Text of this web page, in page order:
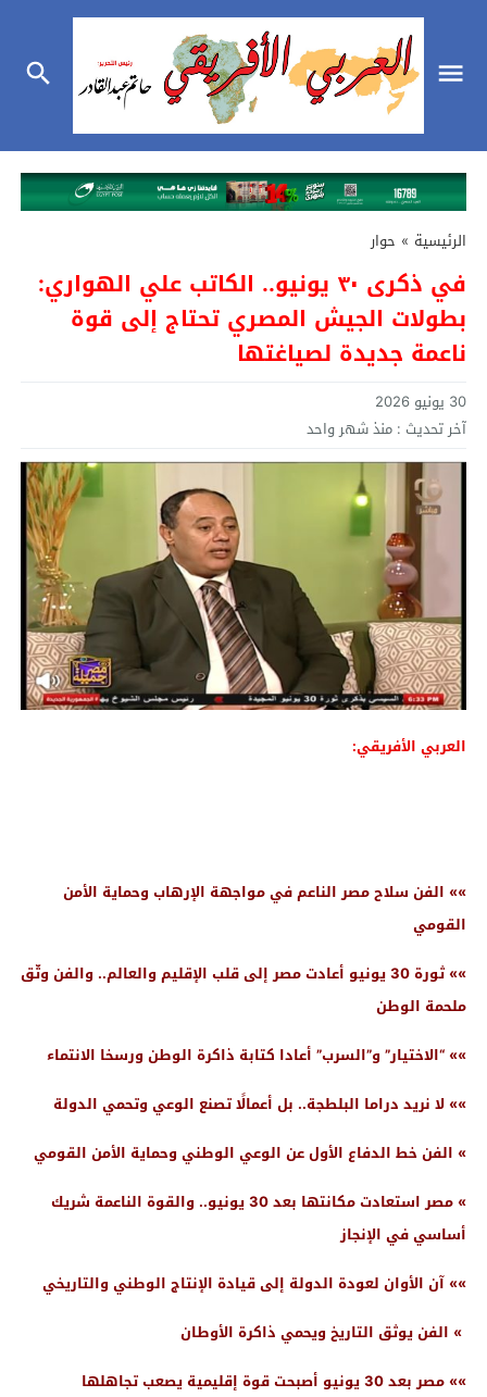
الرئيسية » حوار
في ذكرى ٣٠ يونيو.. الكاتب علي الهواري:
بطولات الجيش المصري تحتاج إلى قوة
ناعمة جديدة لصياغتها
30 يونيو 2026
آخر تحديث : منذ شهر واحد
العربي الأفريقي:
»» الفن سلاح مصر الناعم في مواجهة الإرهاب وحماية الأمن
القومي
»» ثورة 30 يونيو أعادت مصر إلى قلب الإقليم والعالم.. والفن وثّق
ملحمة الوطن
»» “الاختيار” و”السرب” أعادا كتابة ذاكرة الوطن ورسخا الانتماء
»» لا نريد دراما البلطجة.. بل أعمالًا تصنع الوعي وتحمي الدولة
» الفن خط الدفاع الأول عن الوعي الوطني وحماية الأمن القومي
» مصر استعادت مكانتها بعد 30 يونيو.. والقوة الناعمة شريك
أساسي في الإنجاز
»» آن الأوان لعودة الدولة إلى قيادة الإنتاج الوطني والتاريخي
» الفن يوثق التاريخ ويحمي ذاكرة الأوطان
»» مصر بعد 30 يونيو أصبحت قوة إقليمية يصعب تجاهلها